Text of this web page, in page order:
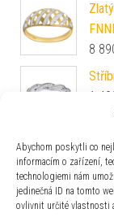
Abychom poskytli co
informacím o zařízení,
technologiemi nám
jedinečná ID na tomto
ovlivnit určité vlastnosti
8
1
3